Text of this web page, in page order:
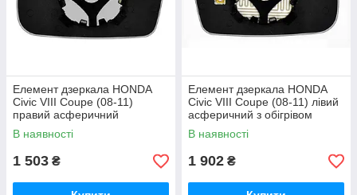
Елемент дзеркала HONDA
Civic VIII Coupe (08-11)
правий асферичний
В наявності
1 503 ₴
Елемент дзеркала HONDA
Civic VIII Coupe (08-11) лівий
асферичний з обігрівом
В наявності
1 902 ₴